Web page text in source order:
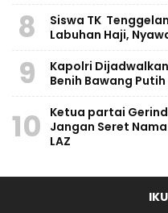
8
Siswa TK
Labuhan Haji,
9
Kapolri
Benih Bawang
10
Ketua partai
Jangan Seret
LAZ